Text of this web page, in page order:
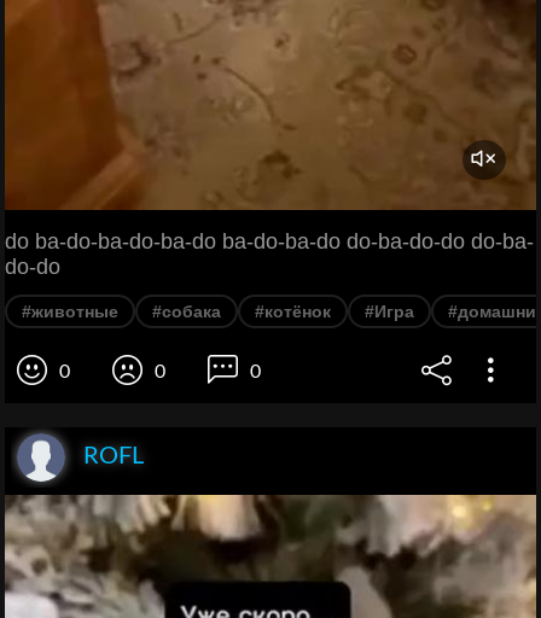
do ba-do-ba-do-ba-do ba-do-ba-do do-ba-do-do do-ba-
do-do
#животные #собака #котёнок #Игра
0 0 0
ROFL